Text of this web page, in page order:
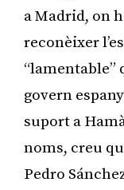
a Madrid, on
reconèixer
“lamentable”
govern
suport a
noms, creu
Pedro